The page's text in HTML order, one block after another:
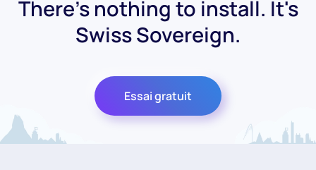
There's nothing to install. It's
Swiss Sovereign.
Essai gratuit